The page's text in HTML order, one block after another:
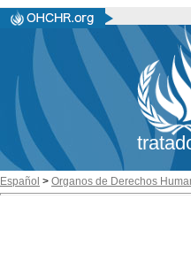
Español > Organos de Derechos